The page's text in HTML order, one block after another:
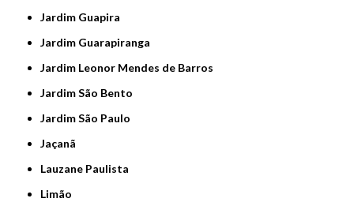
Jardim Guapira
Jardim Guarapiranga
Jardim Leonor Mendes de Barros
Jardim São Bento
Jardim São Paulo
Jaçanã
Lauzane Paulista
Limão